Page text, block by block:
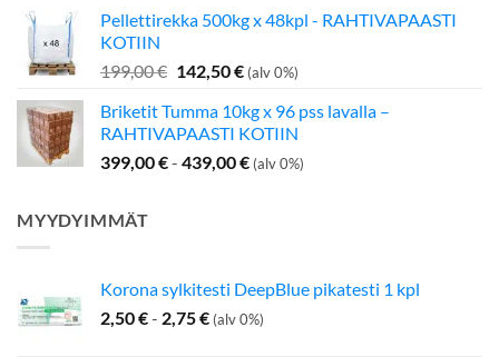
oli:
on:
Pellettirekka 500kg x 48kpl - RAHTIVAPAASTI
KOTIIN
199,00€ Alkuperäinen
oli:
199,00 €.
142,50€Nykyinen
on:
142,50 €.
(alv 0%)
Briketit Tumma 10kg x 96 pss lavalla –
RAHTIVAPAASTI KOTIIN
399,00€- 439,00€ (alv 0%)
MYYDYIMMÄT
Korona sylkitesti DeepBlue pikatesti 1 kpl
2,50€- 2,75€ (alv 0%)